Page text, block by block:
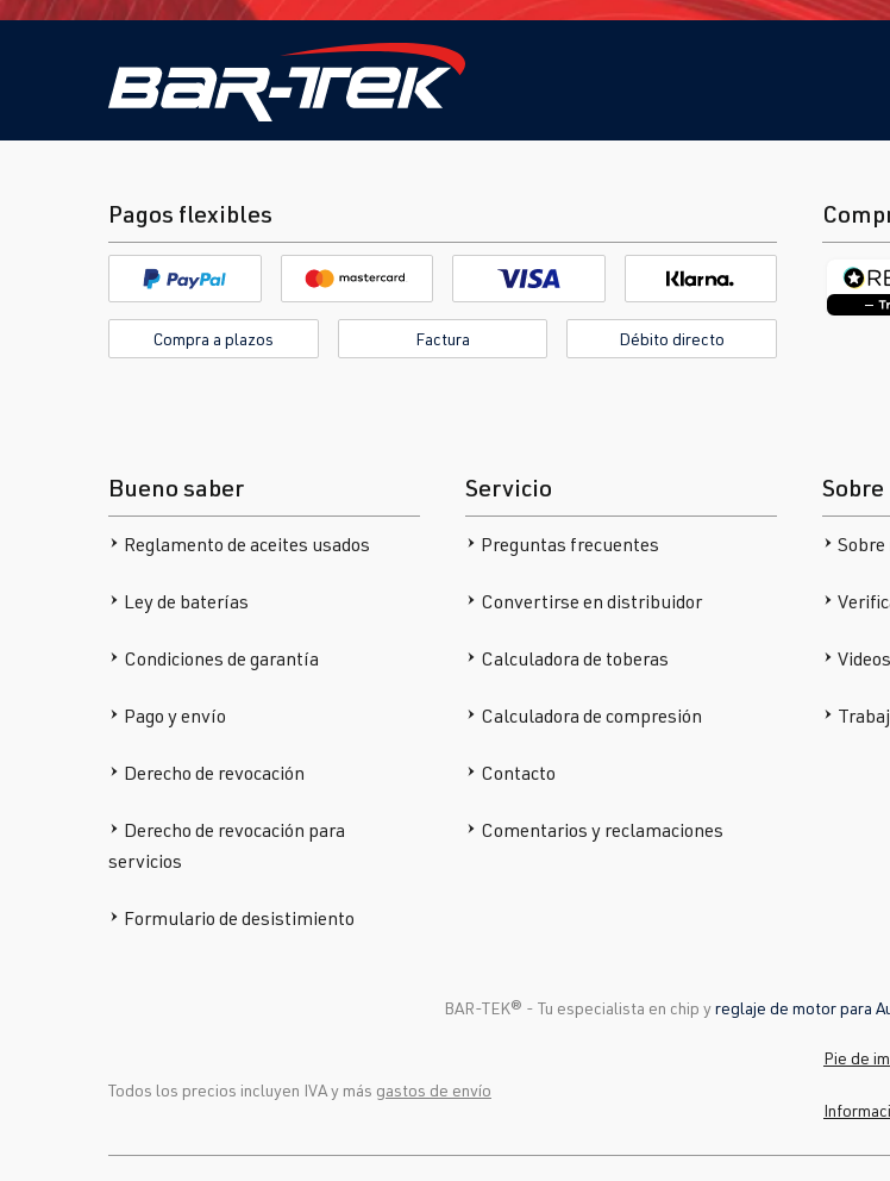
Pagos flexibles
Compra a plazos Factura Débito directo
Bueno saber
Reglamento de aceites usados
Ley de baterías
Condiciones de garantía
Pago y envío
Derecho de revocación
Derecho de revocación para
servicios
Formulario de desistimiento
Servicio
Preguntas frecuentes
Convertirse en distribuidor
Calculadora de toberas
Calculadora de compresión
Contacto
Comentarios y reclamaciones
Videos
BAR-TEK®️ - Tu especialista en chip yreglaje de motor para
Todos los precios incluyen IVA y más gastos de envío
Pie de